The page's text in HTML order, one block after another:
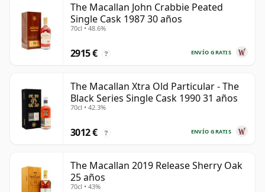
The Macallan John Crabbie Peated
Single Cask 1987 30 años
70cl • 48.6%
ENVÍO GRATIS
2915 € ?
The Macallan Xtra Old Particular - The
Black Series Single Cask 1990 31 años
70cl • 42.3%
ENVÍO GRATIS
3012 € ?
The Macallan 2019 Release Sherry Oak
25 años
70cl • 43%